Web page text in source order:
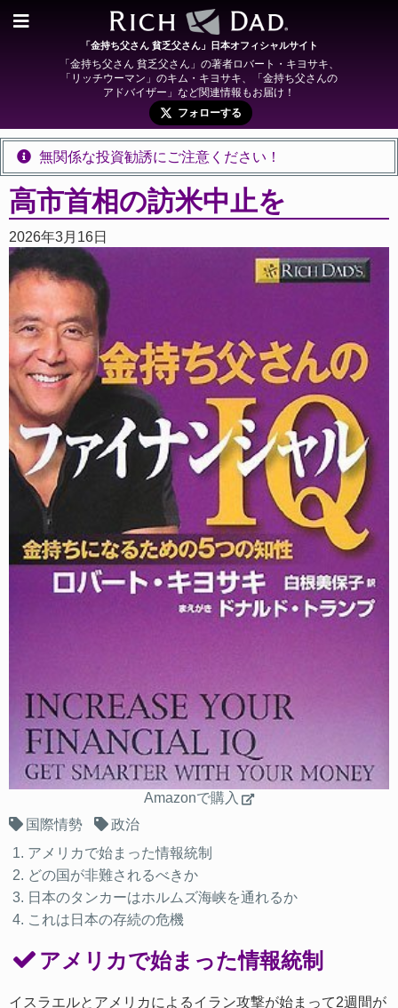
「金持ち父さん 貧乏父さん」日本オフィシャルサイト
「金持ち父さん 貧乏父さん」の著者ロバート・キヨサキ、
「リッチウーマン」のキム・キヨサキ、「金持ち父さんの
アドバイザー」など関連情報もお届け！
フォローする
無関係な投資勧誘にご注意ください！
高市首相の訪米中止を
2026年3月16日
Amazonで購入
国際情勢
政治
アメリカで始まった情報統制
どの国が非難されるべきか
日本のタンカーはホルムズ海峡を通れるか
これは日本の存続の危機
アメリカで始まった情報統制
イスラエルとアメリカによるイラン攻撃が始まって2週間が